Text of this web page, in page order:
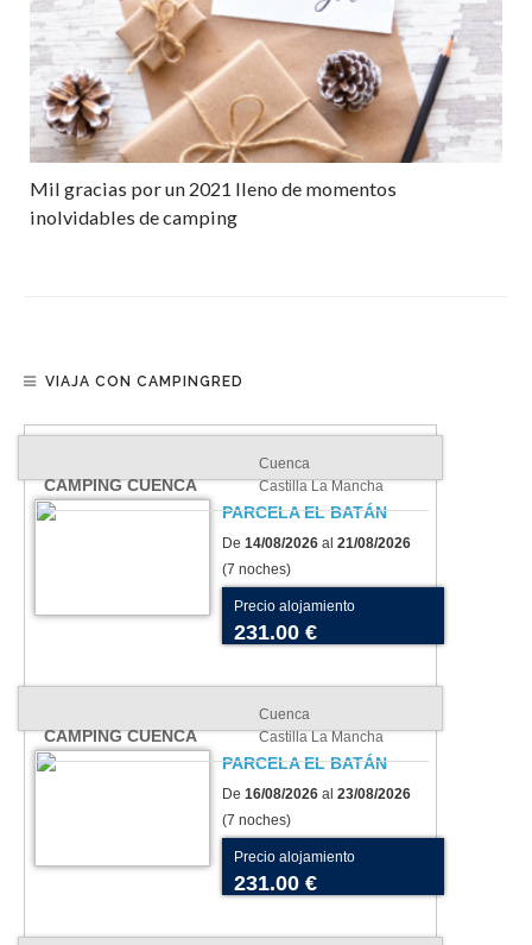
Mil gracias por un 2021 lleno de momentos
inolvidables de camping
VIAJA CON CAMPINGRED
CAMPING CUENCA
Cuenca
Castilla La Mancha
PARCELA EL BATÁN
De 14/08/2026 al 21/08/2026
(7 noches)
Precio alojamiento
231.00 €
CAMPING CUENCA
Cuenca
Castilla La Mancha
PARCELA EL BATÁN
De 16/08/2026 al 23/08/2026
(7 noches)
Precio alojamiento
231.00 €